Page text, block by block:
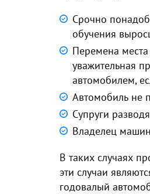
Срочно
обучения
Перемена места
уважительная
автомобилем,
Автомобиль не
Супруги
Владелец
В таких случаях
эти случаи
годовалый